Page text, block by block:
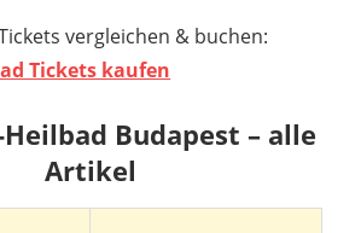
vergleichen & buchen:
Tickets kaufen
Heilbad Budapest – alle
Artikel